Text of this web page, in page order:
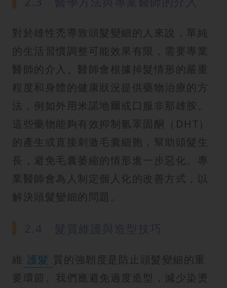
對於雄性禿導致頭髮變細的人來說，單純
的生活習慣調整可能效果有限，需要專業
醫師的介入。醫師會根據掉髮情形的嚴重
程度和身體的健康狀況提供藥物治療的方
法，例如外用米諾地爾或口服非那雄胺。
這些藥物能夠有效抑制氫睪固酮（DHT）
的產生或直接刺激毛囊細胞，幫助頭髮生
長，避免毛囊萎縮的情形進一步惡化。專
業醫師會為人制定個人化的改善方式，以
解決頭髮變細的問題。
維 護髮 質的強韌度是防止頭髮變細的重
要環節。我們應避免過度造型，減少染燙